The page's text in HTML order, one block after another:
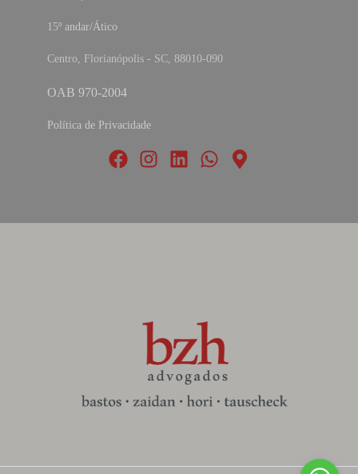
15º andar/Ático
Centro, Florianópolis - SC, 88010-090
OAB 970-2004
Política de Privacidade